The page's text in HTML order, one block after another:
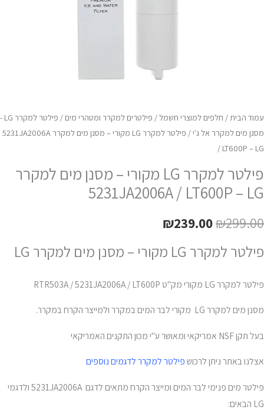
עמוד הבית / חלפים למוצרי חשמל/ פילטרים למקרר ומטהרי מים /
פילטר למקרר LG -
מסנן מים למקרר אל ג'י
/ פילטר למקרר LG מקורי – מסנן מים למקרר 5231JA2006A
/ LT600P – LG
פילטר למקרר LG מקורי – מסנן מים למקרר
5231JA2006A / LT600P – LG
₪299.00
₪239.00
פילטר למקרר LG מקורי – מסנן מים למקרר LG
פילטר למקרר LG מקורי מק"ט RTR503A / 5231JA2006A / LT600P
מסנן מים למקרר LG מקורי לבר המים במקרר ולמייצר הקרח במקרר.
בעל תקן NSF אמריקאי ומאושר ע"י מכון התקנים האמריקאי
אצלנו באתר ניתן לרכוש פילטר למקרר לדגמים נוספים
פילטר מים פנימי לבר המים ומייצר הקרח מתאים לדגם 5231JA2006A ולדגמי
LG הבאים: